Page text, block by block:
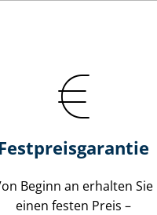
Fest­preis­ga­ran­tie
Beginn an erhalten Sie
einen festen Preis –